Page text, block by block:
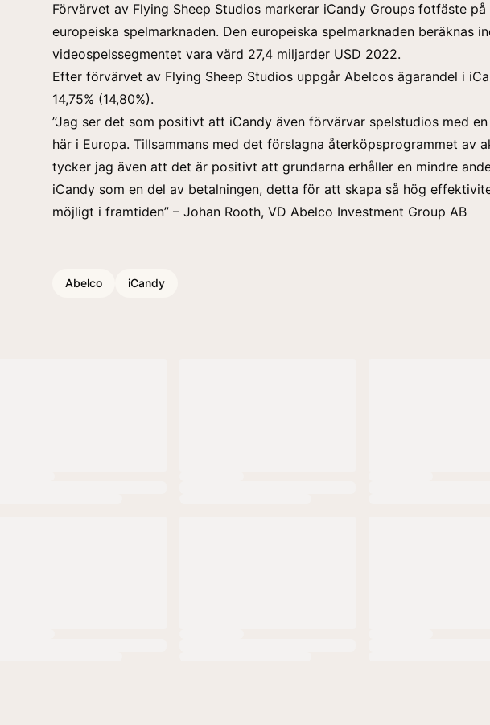
Förvärvet av Flying Sheep Studios markerar iCandy Groups fotfäste på
europeiska spelmarknaden. Den europeiska spelmarknaden beräknas
videospelssegmentet vara värd 27,4 miljarder USD 2022.
Efter förvärvet av Flying Sheep Studios uppgår Abelcos ägarandel i
14,75% (14,80%).
’’Jag ser det som positivt att iCandy även förvärvar spelstudios med
här i Europa. Tillsammans med det förslagna återköpsprogrammet av
tycker jag även att det är positivt att grundarna erhåller en mindre
iCandy som en del av betalningen, detta för att skapa så hög
möjligt i framtiden” – Johan Rooth, VD Abelco Investment Group AB
Abelco iCandy